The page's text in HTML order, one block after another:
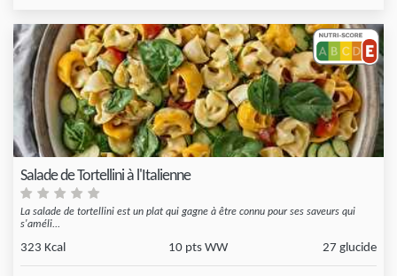
Salade de Tortellini à l'Italienne
La salade de tortellini est un plat qui gagne à être connu pour ses saveurs qui
s'améli...
323 Kcal 10 pts WW 27 glucide